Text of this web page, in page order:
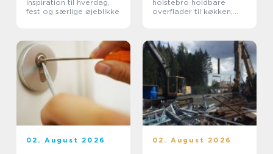
inspiration til hverdag,
fest og særlige øjeblikke
holstebro holdbare
overflader til køkken,
02. August 2026 02. August 2026